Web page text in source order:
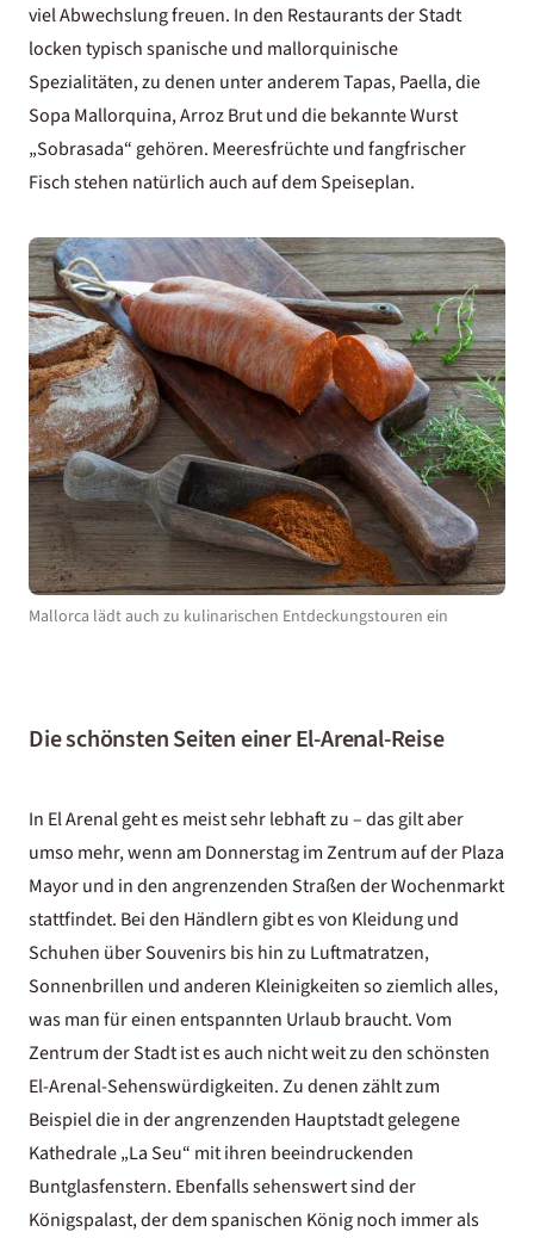
viel Abwechslung freuen. In den Restaurants der Stadt
locken typisch spanische und mallorquinische
Spezialitäten, zu denen unter anderem Tapas, Paella, die
Sopa Mallorquina, Arroz Brut und die bekannte Wurst
„Sobrasada“ gehören. Meeresfrüchte und fangfrischer
Fisch stehen natürlich auch auf dem Speiseplan.
Mallorca lädt auch zu kulinarischen Entdeckungstouren ein
Die schönsten Seiten einer El-Arenal-Reise
In El Arenal geht es meist sehr lebhaft zu – das gilt aber
umso mehr, wenn am Donnerstag im Zentrum auf der Plaza
Mayor und in den angrenzenden Straßen der Wochenmarkt
stattfindet. Bei den Händlern gibt es von Kleidung und
Schuhen über Souvenirs bis hin zu Luftmatratzen,
Sonnenbrillen und anderen Kleinigkeiten so ziemlich alles,
was man für einen entspannten Urlaub braucht. Vom
Zentrum der Stadt ist es auch nicht weit zu den schönsten
El-Arenal-Sehenswürdigkeiten. Zu denen zählt zum
Beispiel die in der angrenzenden Hauptstadt gelegene
Kathedrale „La Seu“ mit ihren beeindruckenden
Buntglasfenstern. Ebenfalls sehenswert sind der
Königspalast, der dem spanischen König noch immer als